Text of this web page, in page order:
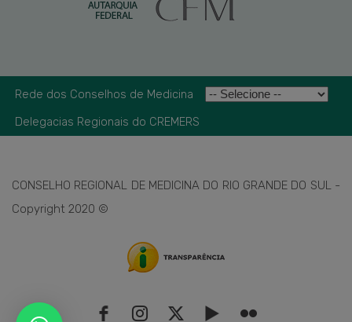
Rede dos Conselhos de Medicina
Delegacias Regionais do CREMERS
CONSELHO REGIONAL DE MEDICINA DO RIO GRANDE DO SUL -
Copyright 2020 ©